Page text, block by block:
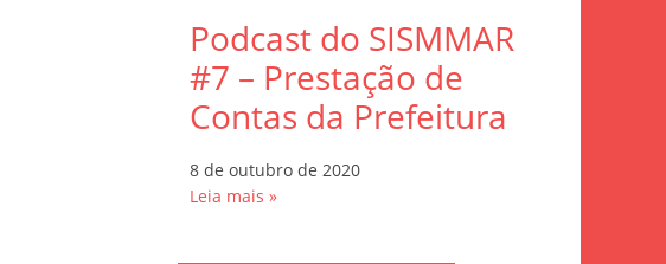
Podcast do SISMMAR
#7 – Prestação de
Contas da Prefeitura
8 de outubro de 2020
Leia mais »